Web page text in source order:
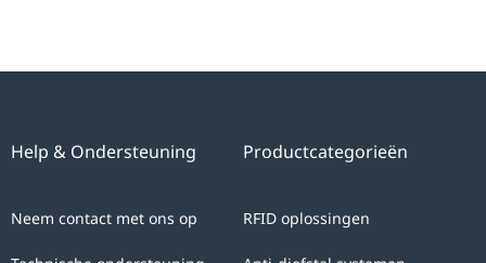
Productcategorieën
RFID oplossingen
Help & Ondersteuning
Neem contact met ons op